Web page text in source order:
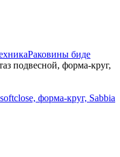
Раковины биде
подвесной, форма-круг,
форма-круг, Sabbia